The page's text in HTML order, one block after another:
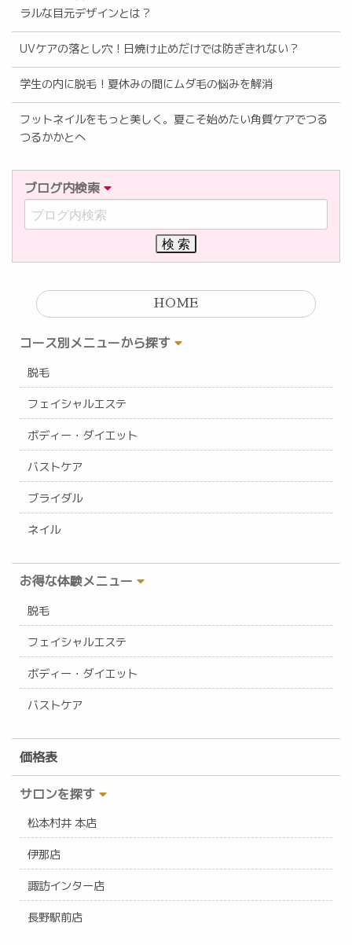
ラルな目元デザインとは？
UVケアの落とし穴！日焼け止めだけでは防ぎきれない？
学生の内に脱毛！夏休みの間にムダ毛の悩みを解消
フットネイルをもっと美しく。夏こそ始めたい角質ケアでつる
つるかかとへ
ブログ内検索
HOME
コース別メニューから探す
脱毛
フェイシャルエステ
ボディー・ダイエット
バストケア
ブライダル
ネイル
お得な体験メニュー
脱毛
フェイシャルエステ
ボディー・ダイエット
バストケア
価格表
サロンを探す
松本村井 本店
伊那店
諏訪インター店
長野駅前店